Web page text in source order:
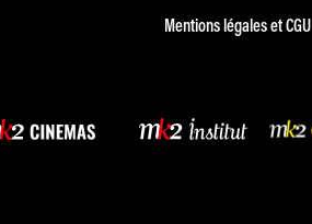
Mentions légales et CGU